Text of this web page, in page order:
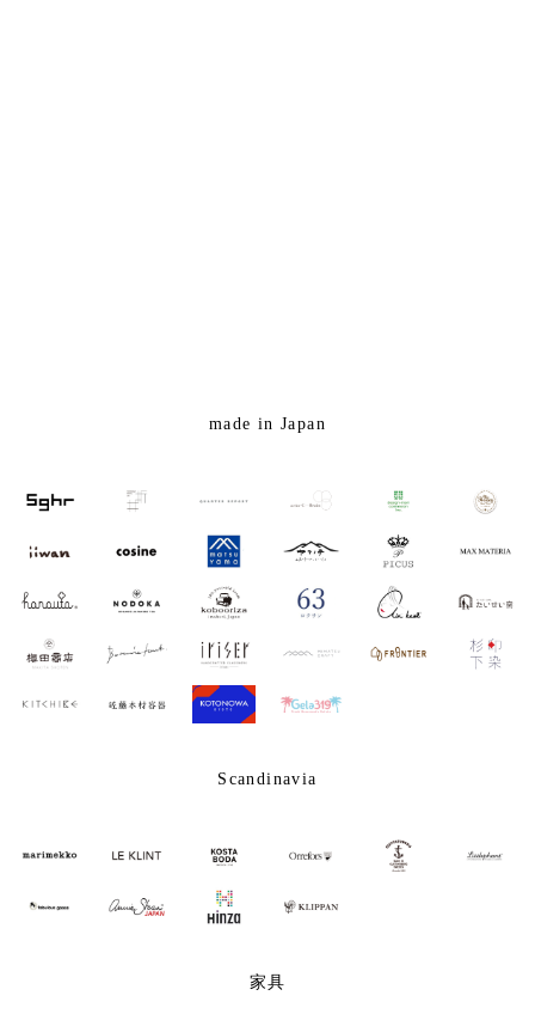
made in Japan
Scandinavia
家具